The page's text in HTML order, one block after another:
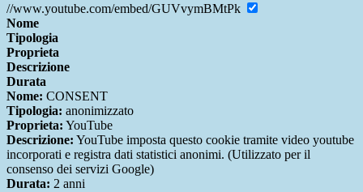
//www.youtube.com/embed/GUVvymBMtPk
Nome
Tipologia
Proprieta
Descrizione
Durata
Nome: CONSENT
Tipologia: anonimizzato
Proprieta: YouTube
Descrizione: YouTube imposta questo cookie tramite video youtube
incorporati e registra dati statistici anonimi. (Utilizzato per il
consenso dei servizi Google)
Durata: 2 anni